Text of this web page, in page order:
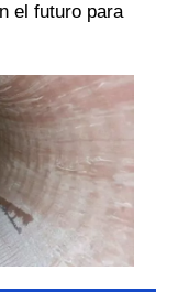
el futuro para